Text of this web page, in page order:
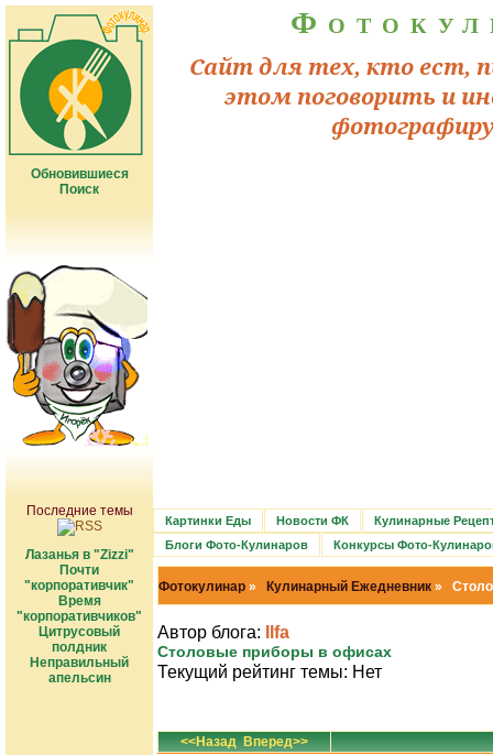
Обновившиеся
Поиск
Последние темы
Лазанья в "Zizzi"
Почти
"корпоративчик"
Время
"корпоративчиков"
Цитрусовый
полдник
Неправильный
апельсин
Сайт для тех, кто ест,
этом поговорить и
Картинки Еды Новости ФК
Кулинарные
Блоги Фото-Кулинаров
Конкурсы Фото-
Фотокулинар » Кулинарный Ежедневник »
Автор блога: Ilfa
Столовые приборы в офисах
Текущий рейтинг темы: Нет
<<Назад Вперед>>